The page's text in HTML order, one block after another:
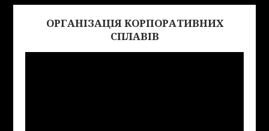
ОРГАНІЗАЦІЯ КОРПОРАТИВНИХ
СПЛАВІВ